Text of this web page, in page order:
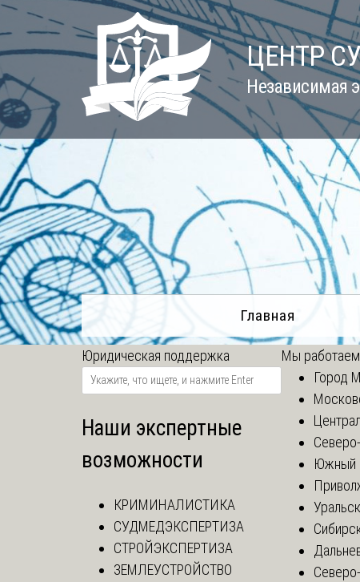
Skip
to
content
ЦЕНТР
Независимая
Главная
Юридическая поддержка
Наши экспертные
возможности
КРИМИНАЛИСТИКА
СУДМЕДЭКСПЕРТИЗА
СТРОЙЭКСПЕРТИЗА
ЗЕМЛЕУСТРОЙСТВО
Мы
Город
Южный